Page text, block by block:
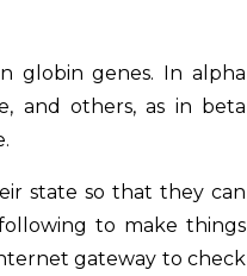
globin genes. In alpha
and others, as in beta
state so that they can
to make things
gateway to check